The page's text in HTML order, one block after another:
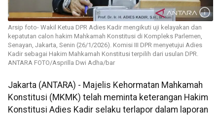
Arsip foto- Wakil Ketua DPR Adies Kadir mengikuti uji kelayakan dan
kepatutan calon hakim Mahkamah Konstitusi di Kompleks Parlemen,
Senayan, Jakarta, Senin (26/1/2026). Komisi III DPR menyetujui Adies
Kadir sebagai Hakim Mahkamah Konstitusi terpilih dari usulan DPR.
ANTARA FOTO/Asprilla Dwi Adha/bar
Jakarta (ANTARA) - Majelis Kehormatan Mahkamah
Konstitusi (MKMK) telah meminta keterangan Hakim
Konstitusi Adies Kadir selaku terlapor dalam laporan